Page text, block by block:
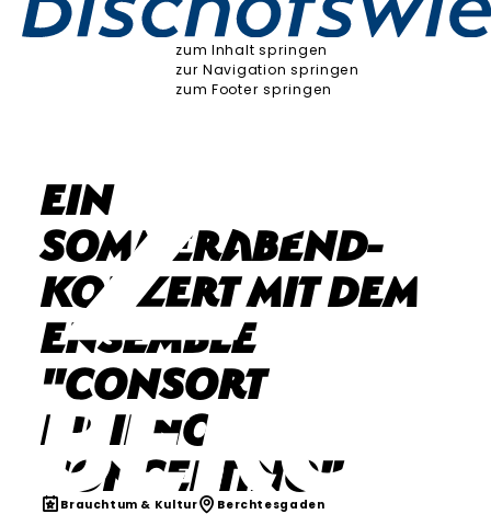
zum Inhalt springen
zur Navigation springen
zum Footer springen
Ein
Sommerabend-
Konzert mit dem
Ensemble
"Consort
Ripieno
Concertino"
Brauchtum & Kultur
Berchtesgaden